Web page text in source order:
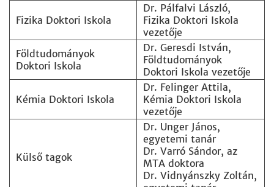
Fizika Doktori Iskola
Dr. Pálfalvi László,
Fizika Doktori Iskola
vezetője
Földtudományok
Doktori Iskola
Dr. Geresdi István,
Földtudományok
Doktori Iskola vezetője
Kémia Doktori Iskola
Dr. Felinger Attila,
Kémia Doktori Iskola
vezetője
Külső tagok
Dr. Unger János,
egyetemi tanár
Dr. Varró Sándor, az
MTA doktora
Dr. Vidnyánszky Zoltán,